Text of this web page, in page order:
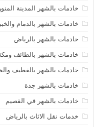
خادمات بالشهر المدينة
خادمات بالشهر بالدمام والخبر
خادمات بالشهر بالرياض
خادمات بالشهر بالطائف
خادمات بالشهر بالقطيف
خادمات بالشهر جدة
خادمات بالشهر في القصيم
خدمات نقل الاثاث بالرياض